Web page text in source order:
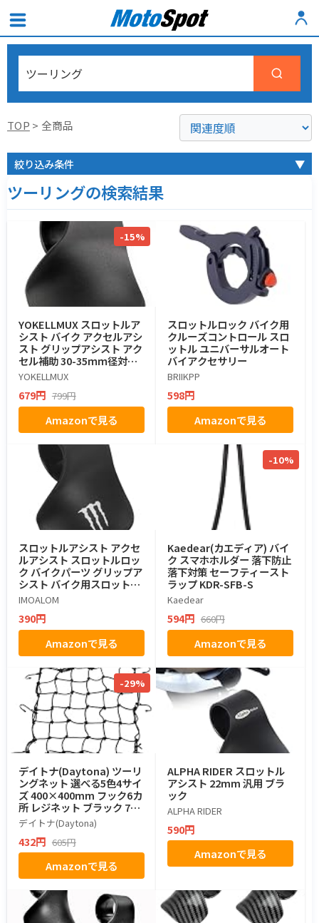
TOP > 全商品
絞り込み条件 ▼
ツーリングの検索結果
-15%
YOKELLMUX スロットルア
シスト バイク アクセルアシ
スト グリップアシスト アク
セル補助 30-35ｍｍ径対応
耐久性 1個入り
YOKELLMUX
679円 799円
Amazonで見る
スロットルロック バイク用
クルーズコントロール スロ
ットル ユニバーサルオート
バイアクセサリー
BRIIKPP
598円
Amazonで見る
スロットルアシスト アクセ
ルアシスト スロットルロッ
ク バイクパーツ グリップア
シスト バイク用スロットル
取り付け簡単 バイク用サイ
ドカバー アクセル補助 幅広
い対応 PAW
IMOALOM
390円
Amazonで見る
-10%
Kaedear(カエディア) バイ
ク スマホホルダー 落下防止
落下対策 セーフティースト
ラップ KDR-SFB-S
Kaedear
594円 660円
Amazonで見る
-29%
デイトナ(Daytona) ツーリ
ングネット 選べる5色4サイ
ズ 400×400mm フック6カ
所 レジネット ブラック 727
33
デイトナ(Daytona)
432円 605円
Amazonで見る
ALPHA RIDER スロットル
アシスト 22mm 汎用 ブラ
ック
ALPHA RIDER
590円
Amazonで見る